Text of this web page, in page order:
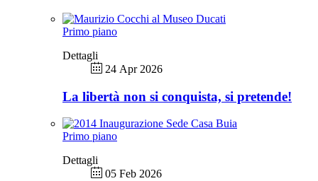
Primo piano
Dettagli
24 Apr 2026
La libertà non si conquista, si pretende!
Primo piano
Dettagli
05 Feb 2026